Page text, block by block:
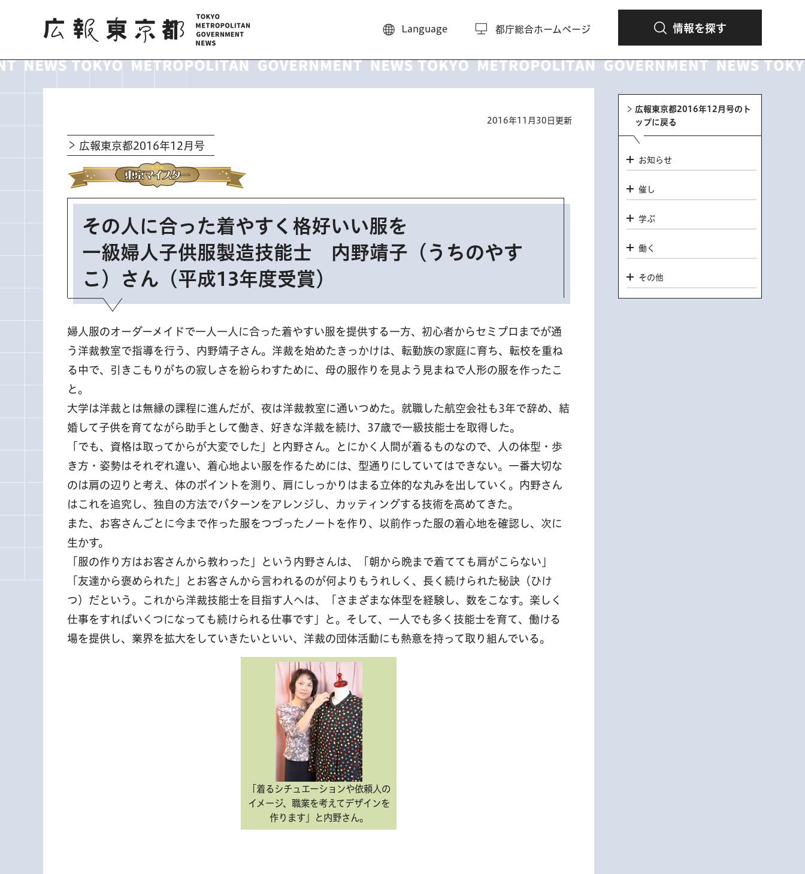
広報東京都
Language 都庁総合ホームページ 情報を探す
2016年11月30日更新
広報東京都2016年12月号
その人に合った着やすく格好いい服を
一級婦人子供服製造技能士 内野靖子（うちのやす
こ）さん（平成13年度受賞）
婦人服のオーダーメイドで一人一人に合った着やすい服を提供する一方、初心者からセミプロまでが通
う洋裁教室で指導を行う、内野靖子さん。洋裁を始めたきっかけは、転勤族の家庭に育ち、転校を重ね
る中で、引きこもりがちの寂しさを紛らわすために、母の服作りを見よう見まねで人形の服を作ったこ
と。
大学は洋裁とは無縁の課程に進んだが、夜は洋裁教室に通いつめた。就職した航空会社も3年で辞め、結
婚して子供を育てながら助手として働き、好きな洋裁を続け、37歳で一級技能士を取得した。
「でも、資格は取ってからが大変でした」と内野さん。とにかく人間が着るものなので、人の体型・歩
き方・姿勢はそれぞれ違い、着心地よい服を作るためには、型通りにしていてはできない。一番大切な
のは肩の辺りと考え、体のポイントを測り、肩にしっかりはまる立体的な丸みを出していく。内野さん
はこれを追究し、独自の方法でパターンをアレンジし、カッティングする技術を高めてきた。
また、お客さんごとに今まで作った服をつづったノートを作り、以前作った服の着心地を確認し、次に
生かす。
「服の作り方はお客さんから教わった」という内野さんは、「朝から晩まで着てても肩がこらない」
「友達から褒められた」とお客さんから言われるのが何よりもうれしく、長く続けられた秘訣（ひけ
つ）だという。これから洋裁技能士を目指す人へは、「さまざまな体型を経験し、数をこなす。楽しく
仕事をすればいくつになっても続けられる仕事です」と。そして、一人でも多く技能士を育て、働ける
場を提供し、業界を拡大をしていきたいといい、洋裁の団体活動にも熱意を持って取り組んでいる。
「着るシチュエーションや依頼人の
イメージ、職業を考えてデザインを
作ります」と内野さん。
広報東京都2016年12月号のト
ップに戻る
お知らせ
催し
学ぶ
働く
その他